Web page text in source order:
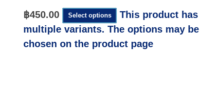
฿450.00 Select options
This product has
multiple variants. The options may be
chosen on the product page